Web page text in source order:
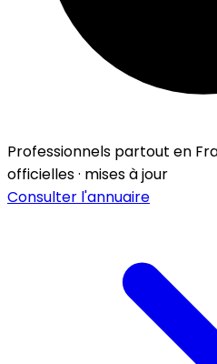
Professionnels partout en
officielles · mises à jour
Consulter l'annuaire